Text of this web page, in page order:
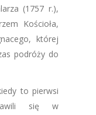
(1757 r.),
Kościoła,
której
podróży do
to pierwsi
się w